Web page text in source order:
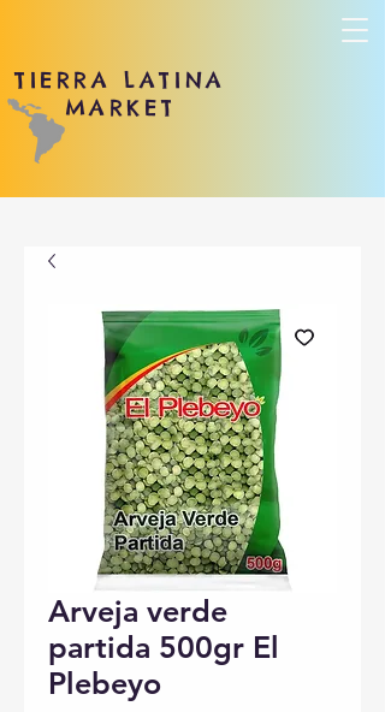
TIERRA LATINA
MARKET
Arveja verde
partida 500gr El
Plebeyo